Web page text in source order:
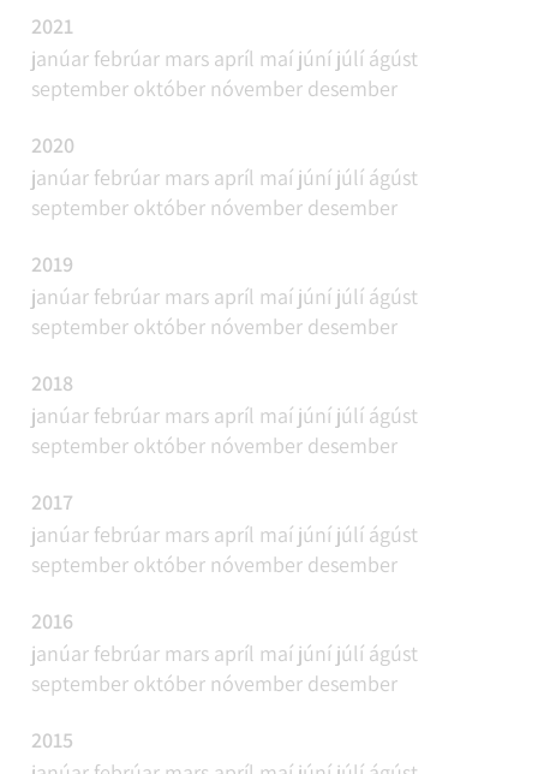
2021
janúar febrúar mars apríl maí júní júlí ágúst
september október nóvember desember
2020
janúar febrúar mars apríl maí júní júlí ágúst
september október nóvember desember
2019
janúar febrúar mars apríl maí júní júlí ágúst
september október nóvember desember
2018
janúar febrúar mars apríl maí júní júlí ágúst
september október nóvember desember
2017
janúar febrúar mars apríl maí júní júlí ágúst
september október nóvember desember
2016
janúar febrúar mars apríl maí júní júlí ágúst
september október nóvember desember
2015